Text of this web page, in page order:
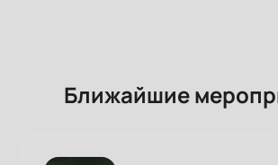
Ближайшие